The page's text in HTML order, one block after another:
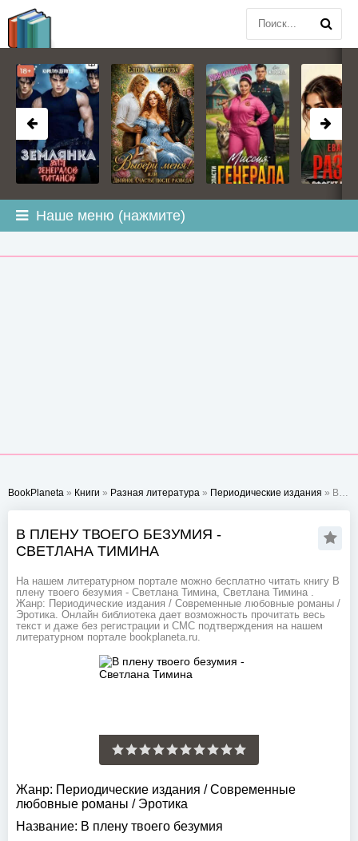
Наше меню (нажмите)
BookPlaneta » Книги » Разная литература » Периодические издания » В плену твоего безумия - Светлана Тимина
В ПЛЕНУ ТВОЕГО БЕЗУМИЯ -
СВЕТЛАНА ТИМИНА
На нашем литературном портале можно бесплатно читать книгу В
плену твоего безумия - Светлана Тимина, Светлана Тимина .
Жанр: Периодические издания / Современные любовные романы /
Эротика. Онлайн библиотека дает возможность прочитать весь
текст и даже без регистрации и СМС подтверждения на нашем
литературном портале bookplaneta.ru.
Жанр: Периодические издания /Современные
любовные романы / Эротика
Название: В плену твоего безумия
BOOKPLANETA.COM